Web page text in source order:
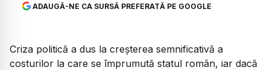
ADAUGĂ-NE CA SURSĂ PREFERATĂ PE GOOGLE
Criza politică a dus la creșterea semnificativă a
costurilor la care se împrumută statul român, iar dacă